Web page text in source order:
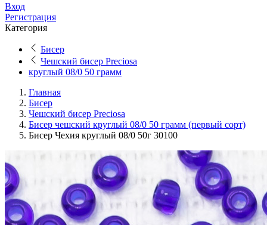
Вход
Регистрация
Категория
Бисер
Чешский бисер Preciosa
круглый 08/0 50 грамм
Главная
Бисер
Чешский бисер Preciosa
Бисер чешский круглый 08/0 50 грамм (первый сорт)
Бисер Чехия круглый 08/0 50г 30100